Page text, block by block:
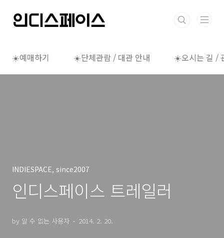
☀️예매하기 ☀️단체관람 / 대관 안내 ☀️오시는 길 /
INDIESPACE, since2007
인디스페이스 트레일러
by 알 수 없는 사용자 2014. 2. 20.